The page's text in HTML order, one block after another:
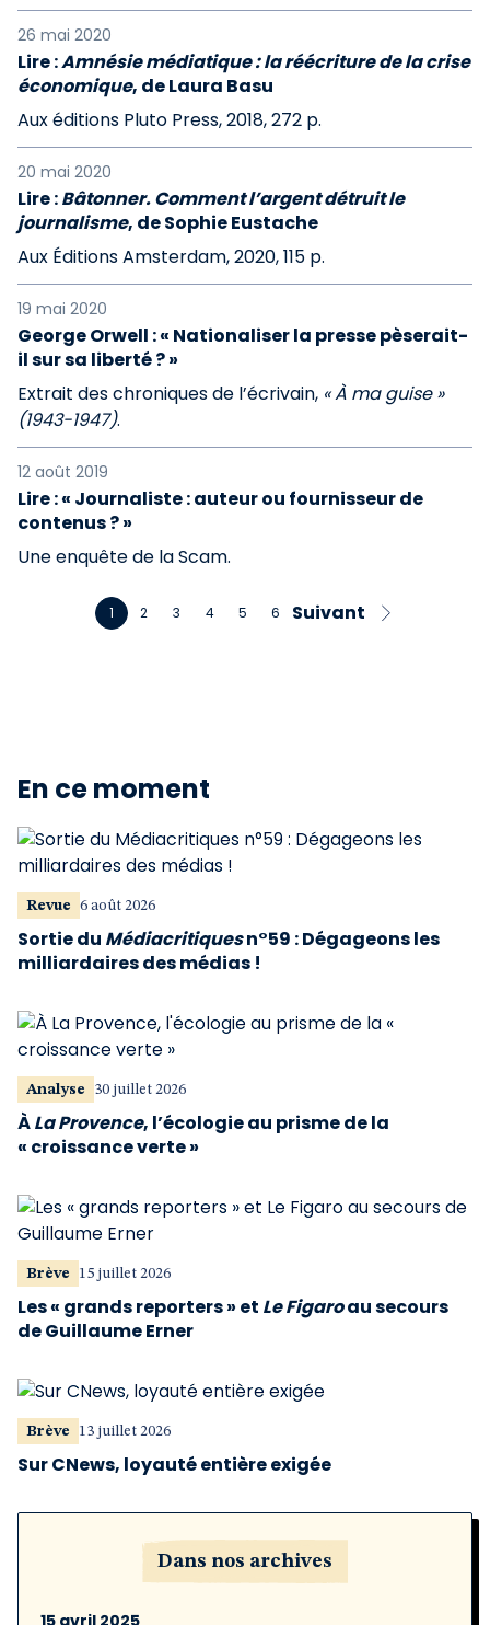
26 mai 2020
Lire :Amnésie médiatique : la réécriture de la crise
économique, de Laura Basu
Aux éditions Pluto Press, 2018, 272 p.
20 mai 2020
Lire :Bâtonner. Comment l’argent détruit le
journalisme, de Sophie Eustache
Aux Éditions Amsterdam, 2020, 115 p.
19 mai 2020
George Orwell : « Nationaliser la presse pèserait-
il sur sa liberté ? »
Extrait des chroniques de l’écrivain, « À ma guise »
(1943-1947).
12 août 2019
Lire : « Journaliste : auteur ou fournisseur de
contenus ? »
Une enquête de la Scam.
1 2 3 4 5 6 Suivant
En ce moment
Revue 6 août 2026
Sortie du Médiacritiquesn°59 : Dégageons les
milliardaires des médias !
Analyse 30 juillet 2026
ÀLa Provence, l’écologie au prisme de la
« croissance verte »
Brève 15 juillet 2026
Les « grands reporters » et Le Figaroau secours
de Guillaume Erner
Brève 13 juillet 2026
Sur CNews, loyauté entière exigée
Dans nos archives
15 avril 2025